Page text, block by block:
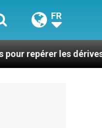
FR
dérives sectaires du